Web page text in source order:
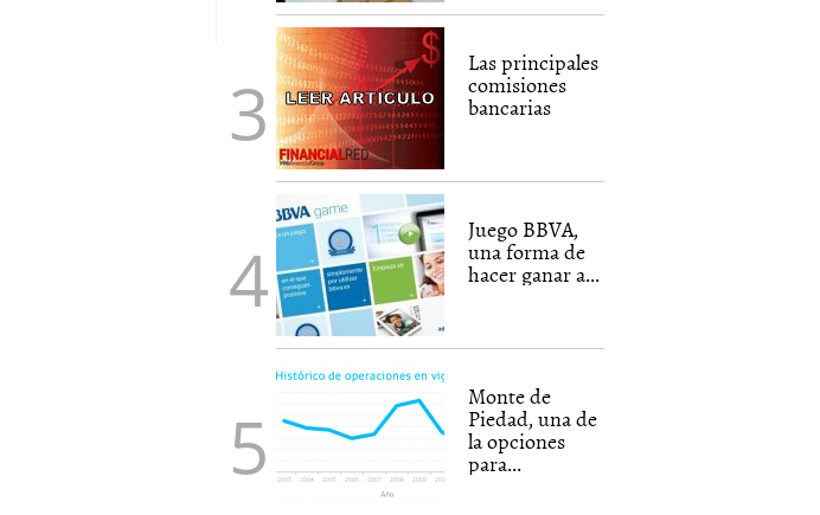
Las principales
comisiones
bancarias
Juego BBVA,
una forma de
hacer ganar a...
Monte de
Piedad, una de
la opciones
para...